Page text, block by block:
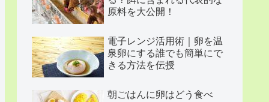
原料を大公開！
電子レンジ活用術｜卵を温
泉卵にする誰でも簡単にで
きる方法を伝授
朝ごはんに卵はどう食べ